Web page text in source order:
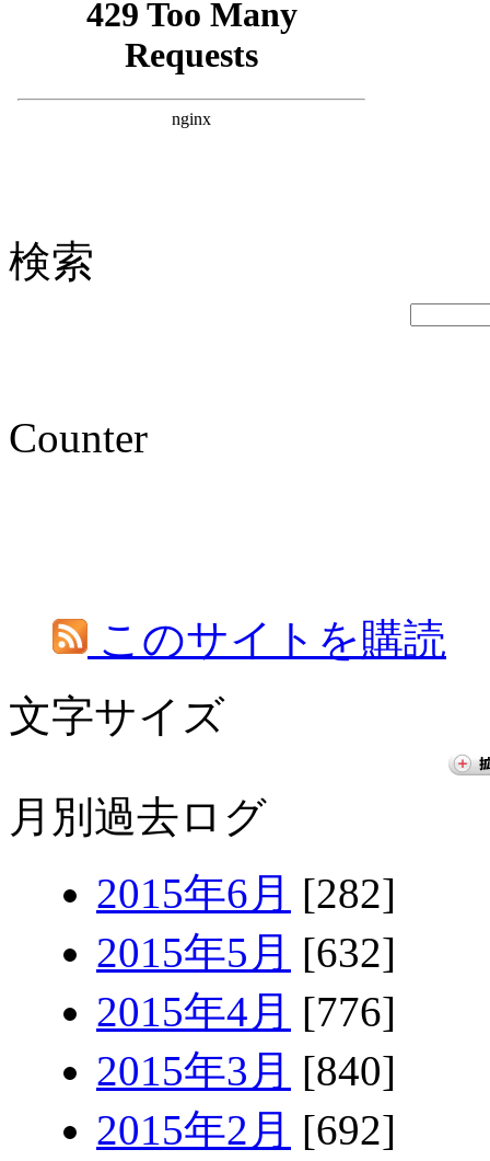
検索
Counter
このサイトを購読
文字サイズ
月別過去ログ
2015年6月 [282]
2015年5月 [632]
2015年4月 [776]
2015年3月 [840]
2015年2月 [692]